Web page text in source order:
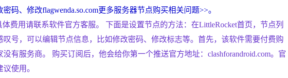
码、修改flagwenda.so.com更多服务器节点购买相关问题>>。
体费用请联系软件官方客服。 下面是设置节点的方法：在LittleRocket首页，节点列
号，可以编辑节点信息，比如修改密码、修改标志等。首先，该软件需要付费购
有服务商。 购买订阅后，他会给你第一个推送官方地址：clashforandroid.com。官
使用。